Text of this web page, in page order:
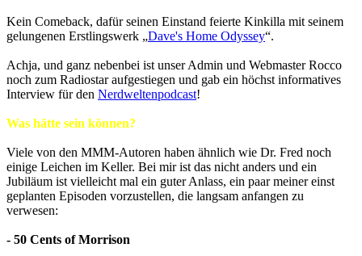
Kein Comeback, dafür seinen Einstand feierte Kinkilla mit seinem
gelungenen Erstlingswerk „Dave's Home Odyssey“.
Achja, und ganz nebenbei ist unser Admin und Webmaster Rocco
noch zum Radiostar aufgestiegen und gab ein höchst informatives
Interview für den Nerdweltenpodcast!
Was hätte sein können?
Viele von den MMM-Autoren haben ähnlich wie Dr. Fred noch
einige Leichen im Keller. Bei mir ist das nicht anders und ein
Jubiläum ist vielleicht mal ein guter Anlass, ein paar meiner einst
geplanten Episoden vorzustellen, die langsam anfangen zu
verwesen:
- 50 Cents of Morrison